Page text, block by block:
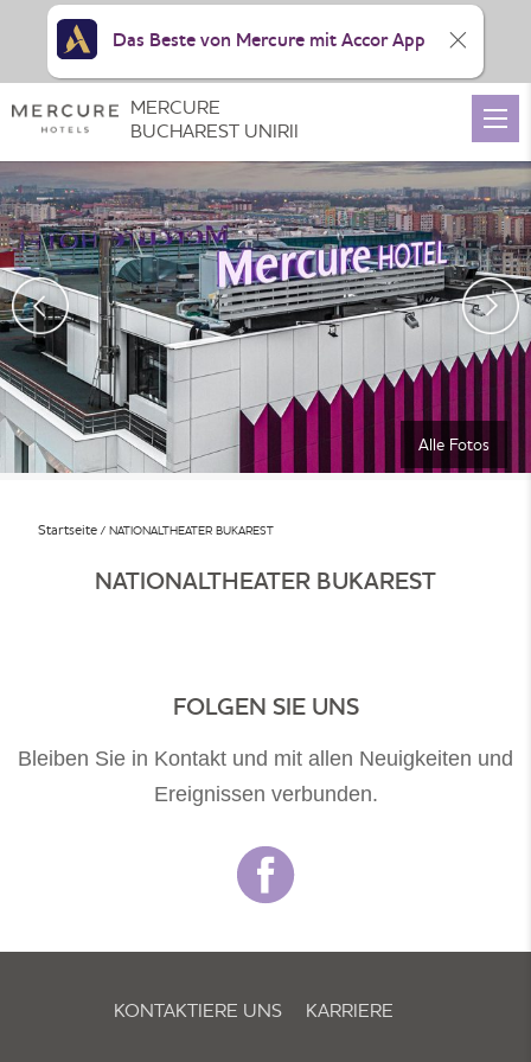
Alle Fotos
Startseite NATIONALTHEATER BUKAREST
NATIONALTHEATER BUKAREST
FOLGEN SIE UNS
Bleiben Sie in Kontakt und mit allen Neuigkeiten und
Ereignissen verbunden.
KONTAKTIERE UNS KARRIERE
MERCURE
BUCHAREST UNIRII
Das Beste von Mercure mit Accor App